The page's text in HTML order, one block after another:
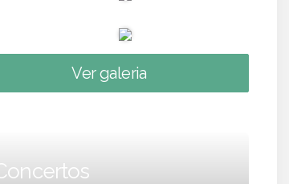
Ver galeria